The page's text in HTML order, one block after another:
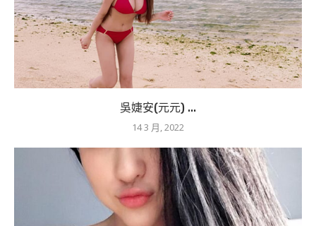
吳婕安(元元) ...
14 3 月, 2022